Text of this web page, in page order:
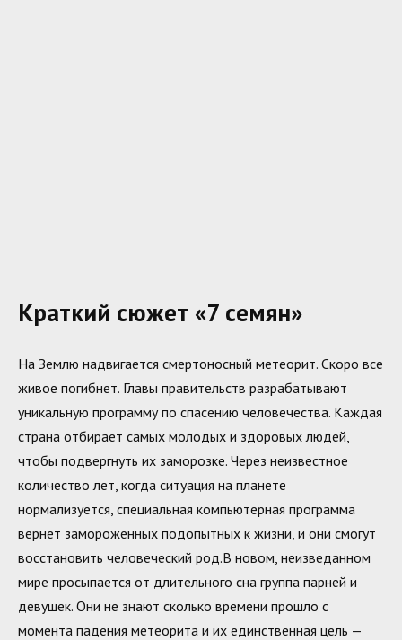
Краткий сюжет «7 семян»
На Землю надвигается смертоносный метеорит. Скоро все
живое погибнет. Главы правительств разрабатывают
уникальную программу по спасению человечества. Каждая
страна отбирает самых молодых и здоровых людей,
чтобы подвергнуть их заморозке. Через неизвестное
количество лет, когда ситуация на планете
нормализуется, специальная компьютерная программа
вернет замороженных подопытных к жизни, и они смогут
восстановить человеческий род.В новом, неизведанном
мире просыпается от длительного сна группа парней и
девушек. Они не знают сколько времени прошло с
момента падения метеорита и их единственная цель —